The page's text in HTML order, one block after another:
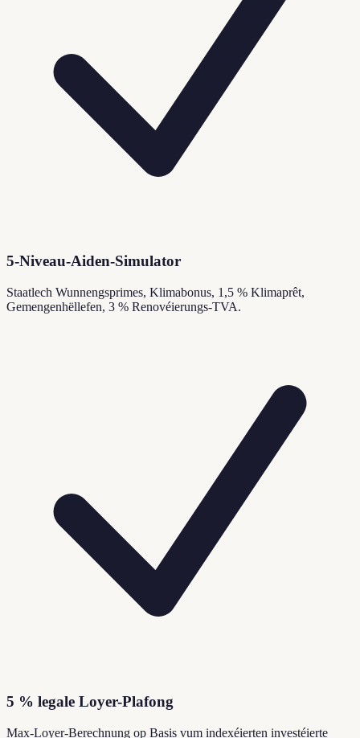
5-Niveau-Aiden-Simulator
Staatlech Wunnengsprimes, Klimabonus, 1,5 % Klimaprêt,
Gemengenhëllefen, 3 % Renovéierungs-TVA.
5 % legale Loyer-Plafong
Max-Loyer-Berechnung op Basis vum indexéierten investéierte